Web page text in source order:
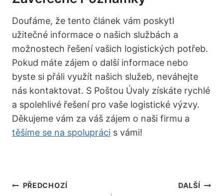
Doufáme, že tento článek vám poskytl
užitečné informace o našich službách a
možnostech řešení vašich logistických potřeb.
Pokud máte zájem o další informace nebo
byste si přáli využít našich služeb, neváhejte
nás kontaktovat. S Poštou Úvaly získáte rychlé
a spolehlivé řešení pro vaše logistické výzvy.
Děkujeme vám za váš zájem o naši firmu a
těšíme se na spolupráci s vámi!
Navigace
PŘEDCHOZÍ DALŠÍ